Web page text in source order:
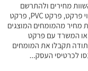
מחירים ולהתרשם
ממגוון פתרונות הפרקט הסינטטי, ריצוף דמוי פרקט, פרקט PVC, פרקט
מחיר מהמומחים המוצגים
או המשרד עם פרקט
תקבלו את המומחים
לכרטיסי העסק...